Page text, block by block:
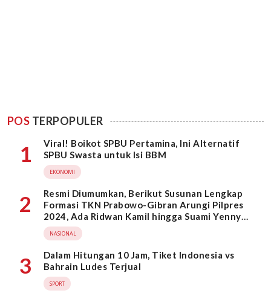
POS TERPOPULER
1
Viral! Boikot SPBU Pertamina, Ini Alternatif
SPBU Swasta untuk Isi BBM
EKONOMI
2
Resmi Diumumkan, Berikut Susunan Lengkap
Formasi TKN Prabowo-Gibran Arungi Pilpres
2024, Ada Ridwan Kamil hingga Suami Yenny
Wahid
NASIONAL
3
Dalam Hitungan 10 Jam, Tiket Indonesia vs
Bahrain Ludes Terjual
SPORT